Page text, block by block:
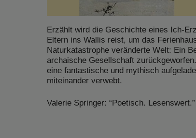
Erzählt wird die Geschichte eines Ich-
Eltern ins Wallis reist, um das
Naturkatastrophe veränderte Welt: Ein
archaische Gesellschaft
eine fantastische und mythisch
miteinander verwebt.
Valerie Springer: “Poetisch. Lesenswert.”